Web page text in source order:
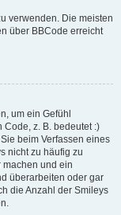
verwenden. Die meisten
über BBCode erreicht
um ein Gefühl
z. B. bedeutet :)
beim Verfassen eines
nicht zu häufig zu
und ein
überarbeiten oder gar
die Anzahl der Smileys